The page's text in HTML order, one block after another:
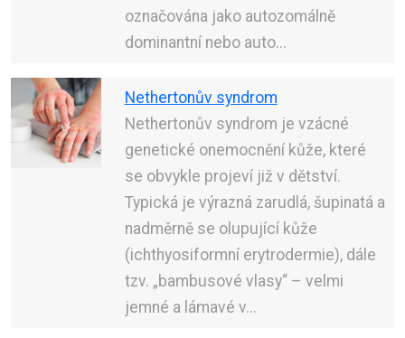
označována jako autozomálně
dominantní nebo auto...
Nethertonův syndrom
Nethertonův syndrom je vzácné
genetické onemocnění kůže, které
se obvykle projeví již v dětství.
Typická je výrazná zarudlá, šupinatá a
nadměrně se olupující kůže
(ichthyosiformní erytrodermie), dále
tzv. „bambusové vlasy“ – velmi
jemné a lámavé v...